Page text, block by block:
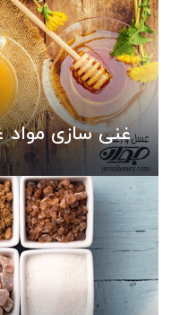
غنی سازی مواد